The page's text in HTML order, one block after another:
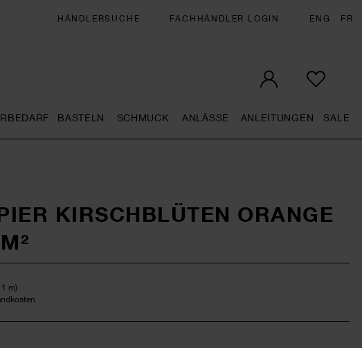
HÄNDLERSUCHE FACHHÄNDLER LOGIN ENG FR
BASTELN SCHMUCK ANLÄSSE ANLEITUNGEN SALE
KIRSCHBLÜTEN ORANGE
m)